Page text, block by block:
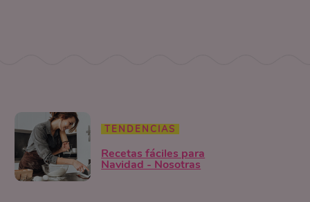
TENDENCIAS
Recetas fáciles para
Navidad - Nosotras